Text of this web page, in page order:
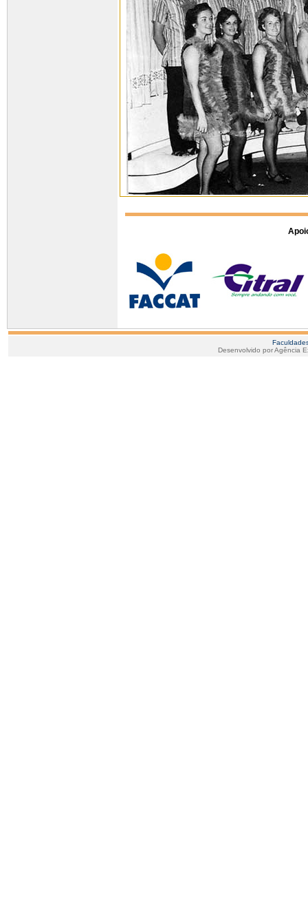
Desenvolvido por Agência